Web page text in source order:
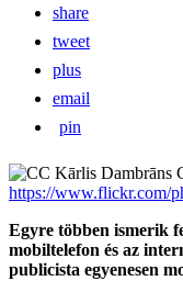
share
tweet
plus
email
pin
https://www.flickr.com/
Egyre többen ismerik
mobiltelefon és az
publicista egyenesen